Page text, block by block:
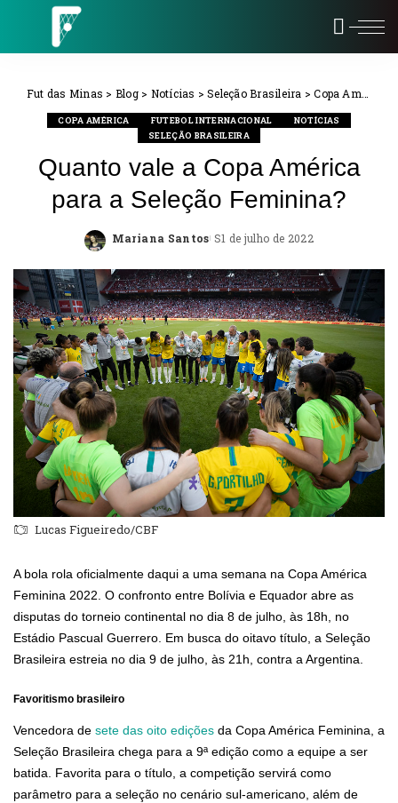
Fut das Minas > Blog> Notícias >Seleção Brasileira >Copa América
COPA AMÉRICA FUTEBOL INTERNACIONAL
NOTÍCIAS
SELEÇÃO BRASILEIRA
Quanto vale a Copa América
para a Seleção Feminina?
Posted
Mariana Santos 1 de julho de 2022
Lucas Figueiredo/CBF
A bola rola oficialmente daqui a uma semana na Copa América
Feminina 2022. O confronto entre Bolívia e Equador abre as
disputas do torneio continental no dia 8 de julho, às 18h, no
Estádio Pascual Guerrero. Em busca do oitavo título, a Seleção
Brasileira estreia no dia 9 de julho, às 21h, contra a Argentina.
Favoritismo brasileiro
Vencedora de sete das oito edições da Copa América Feminina, a
Seleção Brasileira chega para a 9ª edição como a equipe a ser
batida. Favorita para o título, a competição servirá como
parâmetro para a seleção no cenário sul-americano, além de